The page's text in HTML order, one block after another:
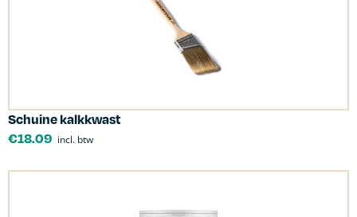
Schuine kalkkwast
€18.09 incl. btw